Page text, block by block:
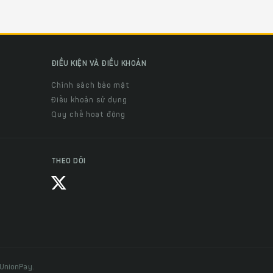
ĐIỀU KIỆN VÀ ĐIỀU KHOẢN
Chính sách bảo mật
Điều khoản sử dụng
Quy chế hoạt động
THEO DÕI